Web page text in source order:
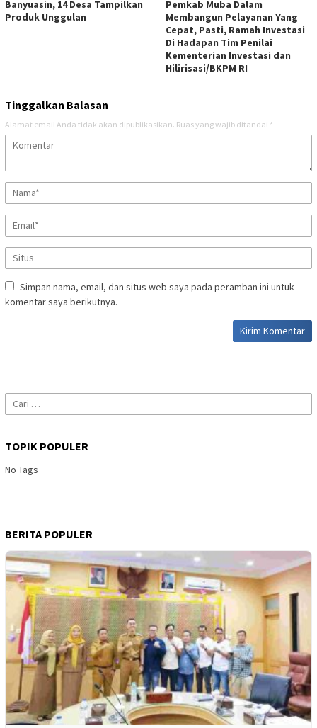
Banyuasin, 14 Desa Tampilkan
Produk Unggulan
Pemkab Muba Dalam
Membangun Pelayanan Yang
Cepat, Pasti, Ramah Investasi
Di Hadapan Tim Penilai
Kementerian Investasi dan
Hilirisasi/BKPM RI
Tinggalkan Balasan
Alamat email Anda tidak akan dipublikasikan. Ruas yang wajib ditandai *
Simpan nama, email, dan situs web saya pada peramban ini untuk
komentar saya berikutnya.
Cari
untuk:
TOPIK POPULER
No Tags
BERITA POPULER